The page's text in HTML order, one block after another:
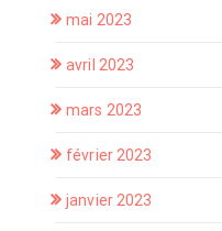
mai 2023
avril 2023
mars 2023
février 2023
janvier 2023